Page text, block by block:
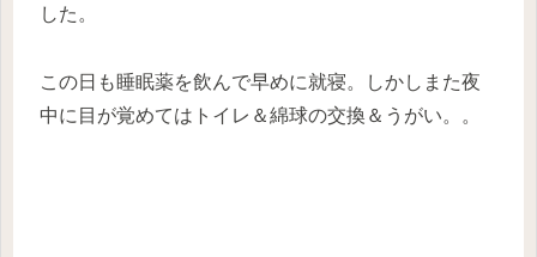
した。
この日も睡眠薬を飲んで早めに就寝。しかしまた夜
中に目が覚めてはトイレ＆綿球の交換＆うがい。。